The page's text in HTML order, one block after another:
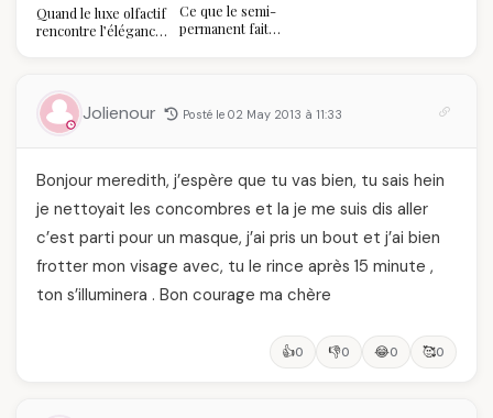
Quand le luxe olfactif
rencontre l’élégance
temps
Ce que le semi-
permanent fait
Jolienour Posté le 02 May 2013 à 11:33
Bonjour meredith, j’espère que tu vas bien, tu sais hein
je nettoyait les concombres et la je me suis dis aller
c’est parti pour un masque, j’ai pris un bout et j’ai bien
frotter mon visage avec, tu le rince après 15 minute ,
ton s’illuminera . Bon courage ma chère
👍0 👎0 😂0 🥰0